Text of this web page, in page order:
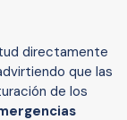
directamente
que las
de los